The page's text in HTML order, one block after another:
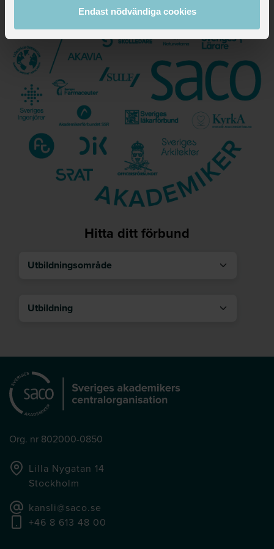
Endast nödvändiga cookies
Hitta ditt förbund
Utbildningsområde
Org. nr 802000-0850
Lilla Nygatan 14
Stockholm
kansli@saco.se
+46 8 613 48 00